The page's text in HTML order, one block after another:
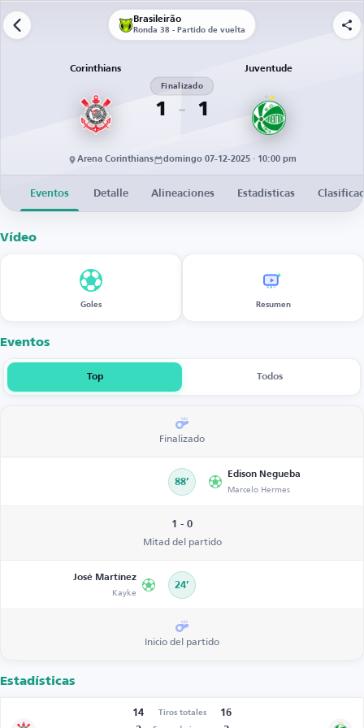
Brasileirão
Ronda 38 - Partido de vuelta
Corinthians
1
Finalizado
1
Juventude
Arena Corinthians domingo 07-12-2025 · 10:00 pm
Eventos Detalle Alineaciones Estadísticas
Vídeo
Goles Resumen
Eventos
Top Todos
Finalizado
88’
Edison Negueba
Marcelo Hermes
1 - 0
Mitad del partido
José Martínez
Kayke 24’
Inicio del partido
Estadísticas
14 Tiros totales
16